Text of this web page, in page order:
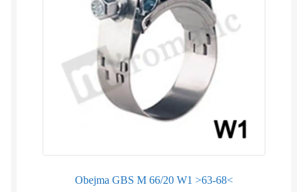
Obejma GBS M 66/20 W1 >63-68<